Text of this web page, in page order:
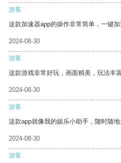
游客
这款加速器app的操作非常简单，一键加
2024-08-30
游客
这款游戏非常好玩，画面精美，玩法丰富
2024-08-30
游客
这款app就像我的娱乐小助手，随时随地
2024-08-30
游客